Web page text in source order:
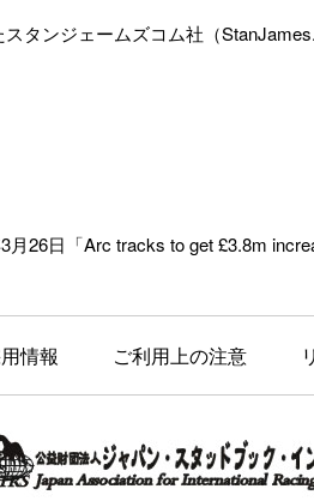
タンジェームズコム社（
月26日「Arc tracks to get £3.8m
情報 ご利用上の注意